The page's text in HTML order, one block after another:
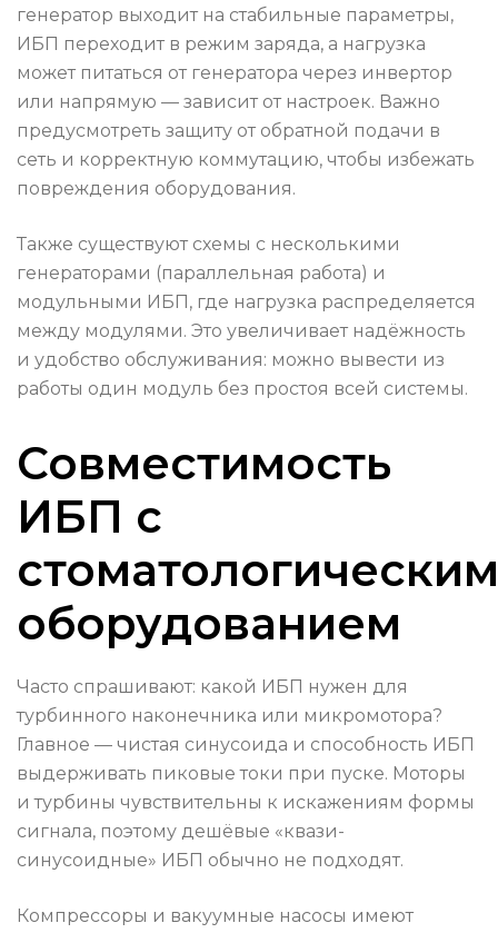
генератор выходит на стабильные параметры,
ИБП переходит в режим заряда, а нагрузка
может питаться от генератора через инвертор
или напрямую — зависит от настроек. Важно
предусмотреть защиту от обратной подачи в
сеть и корректную коммутацию, чтобы избежать
повреждения оборудования.
Также существуют схемы с несколькими
генераторами (параллельная работа) и
модульными ИБП, где нагрузка распределяется
между модулями. Это увеличивает надёжность
и удобство обслуживания: можно вывести из
работы один модуль без простоя всей системы.
Совместимость
ИБП с
стоматологическим
оборудованием
Часто спрашивают: какой ИБП нужен для
турбинного наконечника или микромотора?
Главное — чистая синусоида и способность ИБП
выдерживать пиковые токи при пуске. Моторы
и турбины чувствительны к искажениям формы
сигнала, поэтому дешёвые «квази-
синусоидные» ИБП обычно не подходят.
Компрессоры и вакуумные насосы имеют